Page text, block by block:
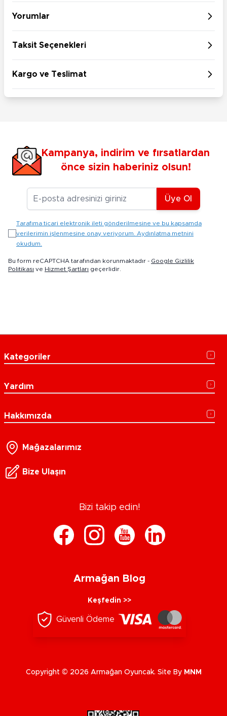
Yorumlar
Taksit Seçenekleri
Kargo ve Teslimat
Kampanya, indirim ve fırsatlardan
önce sizin haberiniz olsun!
E-posta Adresiniz
Üye Ol
Tarafıma ticari elektronik ileti gönderilmesine ve bu kapsamda
verilerimin işlenmesine onay veriyorum. Aydınlatma metnini
okudum.
Bu form reCAPTCHA tarafından korunmaktadır - Google Gizlilik
Politikası ve Hizmet Şartları geçerlidir.
Kategoriler
Yardım
Hakkımızda
Mağazalarımız
Bize Ulaşın
Bizi takip edin!
Armağan Blog
Keşfedin >>
Güvenli Ödeme
Copyright © 2026 Armağan Oyuncak. Site By MNM